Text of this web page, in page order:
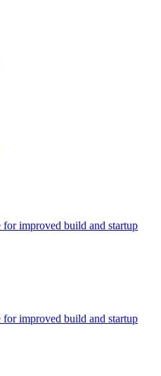
improved build and startup
improved build and startup